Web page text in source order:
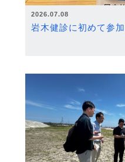
2026.07.08
岩木健診に初めて参